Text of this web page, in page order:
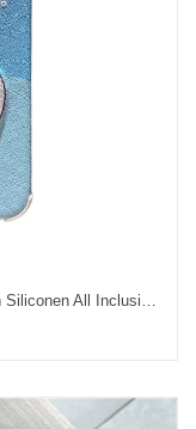
iPhone 12 Pro Max Hoesje Mobiele Telefoon Siliconen All Inclusive, iPhone 12 Pro Max Hoesje Reliëf Mooie